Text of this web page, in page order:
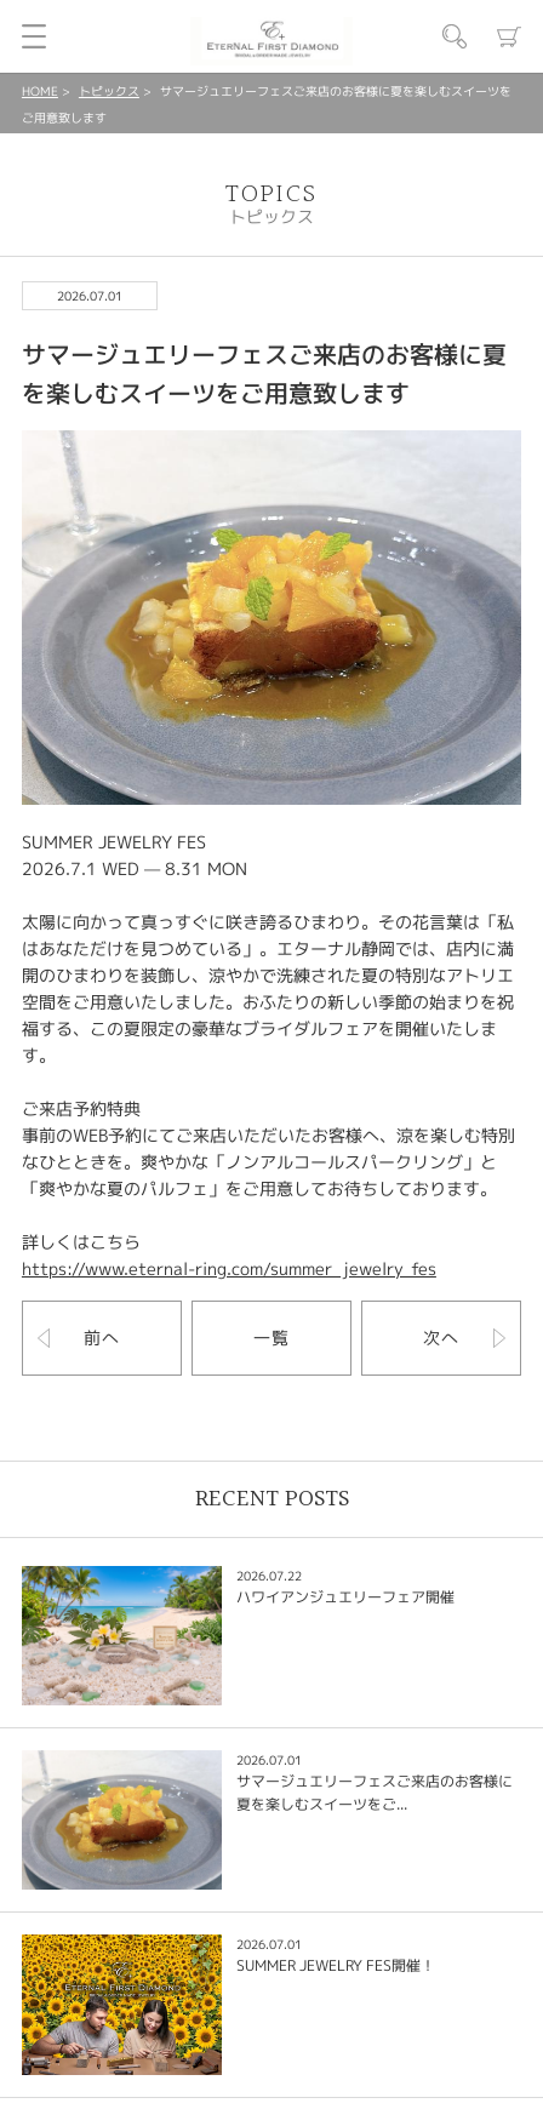
HOME トピックス
サマージュエリーフェスご来店のお客様に夏を楽しむスイーツを
ご用意致します
TOPICS
トピックス
2026.07.01
サマージュエリーフェスご来店のお客様に夏
を楽しむスイーツをご用意致します
SUMMER JEWELRY FES
2026.7.1 WED — 8.31 MON
太陽に向かって真っすぐに咲き誇るひまわり。その花言葉は「私
はあなただけを見つめている」。エターナル静岡では、店内に満
開のひまわりを装飾し、涼やかで洗練された夏の特別なアトリエ
空間をご用意いたしました。おふたりの新しい季節の始まりを祝
福する、この夏限定の豪華なブライダルフェアを開催いたしま
す。
ご来店予約特典
事前のWEB予約にてご来店いただいたお客様へ、涼を楽しむ特別
なひとときを。爽やかな「ノンアルコールスパークリング」と
「爽やかな夏のパルフェ」をご用意してお待ちしております。
詳しくはこちら
https://www.eternal-ring.com/summer_jewelry_fes
前へ 一覧 次へ
RECENT POSTS
2026.07.22
ハワイアンジュエリーフェア開催
2026.07.01
サマージュエリーフェスご来店のお客様に
夏を楽しむスイーツをご...
2026.07.01
SUMMER JEWELRY FES開催！